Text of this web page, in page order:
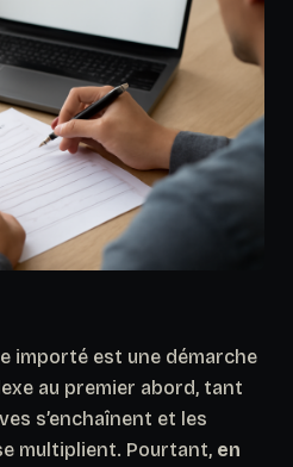
importé est une démarche
au premier abord, tant
s’enchaînent et les
multiplient. Pourtant, en